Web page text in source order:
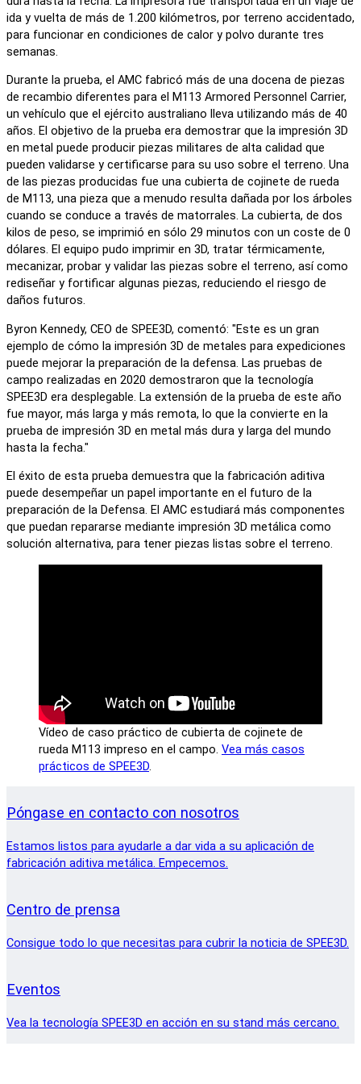
ida y vuelta de más de 1.200 kilómetros, por terreno accidentado,
para funcionar en condiciones de calor y polvo durante tres
semanas.
Durante la prueba, el AMC fabricó más de una docena de piezas
de recambio diferentes para el M113 Armored Personnel Carrier,
un vehículo que el ejército australiano lleva utilizando más de 40
años. El objetivo de la prueba era demostrar que la impresión 3D
en metal puede producir piezas militares de alta calidad que
pueden validarse y certificarse para su uso sobre el terreno. Una
de las piezas producidas fue una cubierta de cojinete de rueda
de M113, una pieza que a menudo resulta dañada por los árboles
cuando se conduce a través de matorrales. La cubierta, de dos
kilos de peso, se imprimió en sólo 29 minutos con un coste de 0
dólares. El equipo pudo imprimir en 3D, tratar térmicamente,
mecanizar, probar y validar las piezas sobre el terreno, así como
rediseñar y fortificar algunas piezas, reduciendo el riesgo de
daños futuros.
Byron Kennedy, CEO de SPEE3D, comentó: "Este es un gran
ejemplo de cómo la impresión 3D de metales para expediciones
puede mejorar la preparación de la defensa. Las pruebas de
campo realizadas en 2020 demostraron que la tecnología
SPEE3D era desplegable. La extensión de la prueba de este año
fue mayor, más larga y más remota, lo que la convierte en la
prueba de impresión 3D en metal más dura y larga del mundo
hasta la fecha."
El éxito de esta prueba demuestra que la fabricación aditiva
puede desempeñar un papel importante en el futuro de la
preparación de la Defensa. El AMC estudiará más componentes
que puedan repararse mediante impresión 3D metálica como
solución alternativa, para tener piezas listas sobre el terreno.
Vídeo de caso práctico de cubierta de cojinete de
rueda M113 impreso en el campo. Vea más casos
prácticos de SPEE3D.
Póngase en contacto con nosotros
Estamos listos para ayudarle a dar vida a su aplicación de
fabricación aditiva metálica. Empecemos.
Centro de prensa
Consigue todo lo que necesitas para cubrir la noticia de SPEE3D.
Eventos
Vea la tecnología SPEE3D en acción en su stand más cercano.